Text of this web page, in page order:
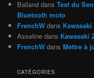
Balland dansTest du
Bluetooth moto
FrenchW dans
Asseline dans Kawasaki
FrenchW dansMettre à
CATÉGORIES